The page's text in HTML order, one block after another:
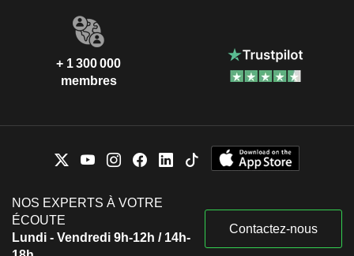
+ 1 300 000
membres
NOS EXPERTS À VOTRE
ÉCOUTE
Lundi - Vendredi 9h-12h / 14h-
Contactez-nous